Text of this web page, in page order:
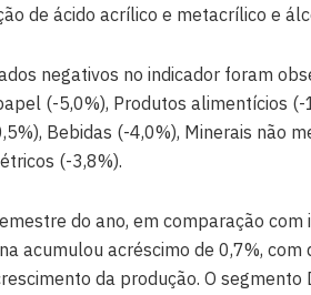
de ácido acrílico e metacrílico e
negativos no indicador foram
(-5,0%), Produtos alimentícios (-
Bebidas (-4,0%), Minerais não
(-3,8%).
do ano, em comparação
acumulou acréscimo de 0,7%,
da produção. O